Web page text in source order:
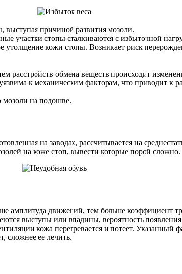
выступая причиной развития мозоли.
участки стопы сталкиваются с избыточной
утолщение кожи стопы. Возникает риск
расстройств обмена веществ происходит
к механическим факторам, что приводит к
мозоли на подошве.
на заводах, рассчитывается на
на коже стоп, вывести которые порой сложно.
амплитуда движений, тем больше коэффициент
выступы или впадины, вероятность появления
кожа перегревается и потеет.
сложнее её лечить.